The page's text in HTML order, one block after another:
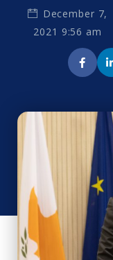
December 7,
2021 9:56 am